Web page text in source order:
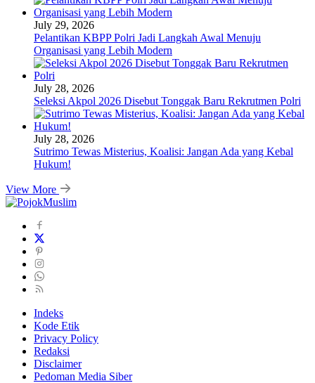
July 29, 2026
Pelantikan KBPP Polri Jadi Langkah Awal Menuju
Organisasi yang Lebih Modern
July 28, 2026
Seleksi Akpol 2026 Disebut Tonggak Baru Rekrutmen Polri
July 28, 2026
Sutrimo Tewas Misterius, Koalisi: Jangan Ada yang Kebal
Hukum!
View More
Indeks
Kode Etik
Privacy Policy
Redaksi
Disclaimer
Pedoman Media Siber